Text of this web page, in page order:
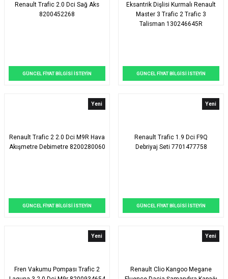
Renault Trafic 2.0 Dci Sağ Aks
8200452268
GÜNCEL FİYAT BİLGİSİ İSTEYİN
Eksantrik Dişlisi Kurmalı Renault
Master 3 Trafic 2 Trafic 3
Talisman 130246645R
GÜNCEL FİYAT BİLGİSİ İSTEYİN
Yeni
Renault Trafic 2 2.0 Dci M9R Hava
Akışmetre Debimetre 8200280060
GÜNCEL FİYAT BİLGİSİ İSTEYİN
Yeni
Renault Trafic 1.9 Dci F9Q
Debriyaj Seti 7701477758
GÜNCEL FİYAT BİLGİSİ İSTEYİN
Yeni
Fren Vakumu Pompası Trafic 2
Yeni
Renault Clio Kangoo Megane